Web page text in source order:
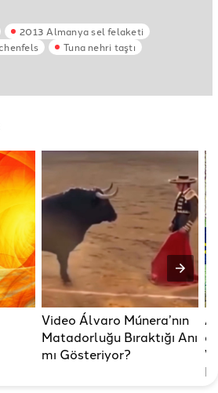
2013 Almanya sel felaketi
Tuna nehri taştı
Video Álvaro Múnera’nın
Matadorluğu Bıraktığı Anı
mı Gösteriyor?